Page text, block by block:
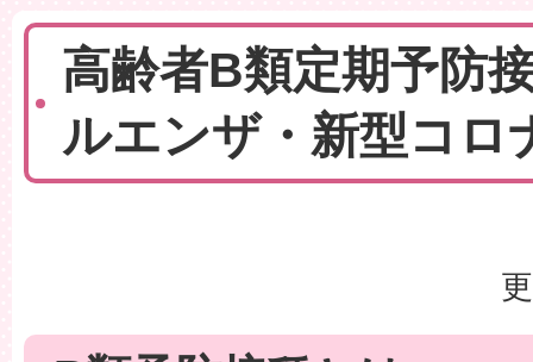
高齢者B類定期予防
ルエンザ・新型コロ